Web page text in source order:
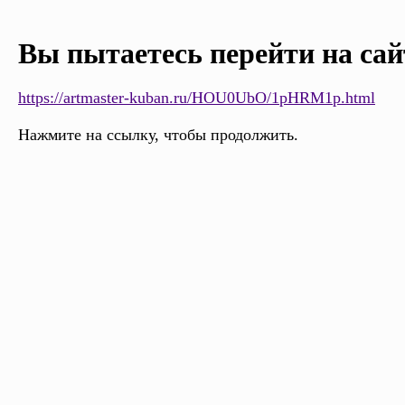
Вы пытаетесь перейти на
https://artmaster-kuban.ru/HOU0UbO/1pHRM1p.html
Нажмите на ссылку, чтобы продолжить.